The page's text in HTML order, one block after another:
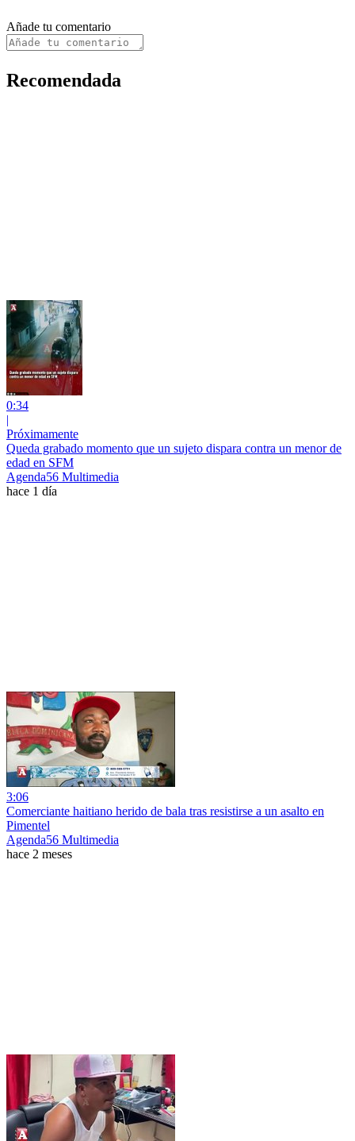
Añade tu comentario
Recomendada
0:34
|
Próximamente
Queda grabado momento que un sujeto dispara contra un menor de
edad en SFM
Agenda56 Multimedia
hace 1 día
3:06
Comerciante haitiano herido de bala tras resistirse a un asalto en
Pimentel
Agenda56 Multimedia
hace 2 meses